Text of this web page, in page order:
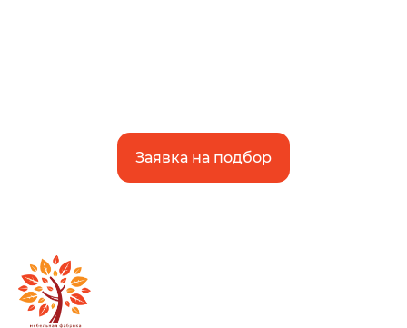
Заявка на подбор